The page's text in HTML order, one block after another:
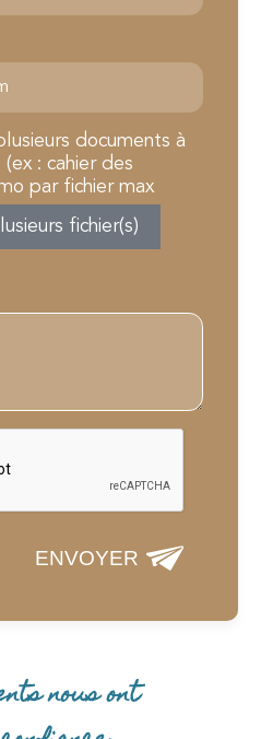
documents à
: cahier des
par fichier max
fichier(s)
ENVOYER
nous ont